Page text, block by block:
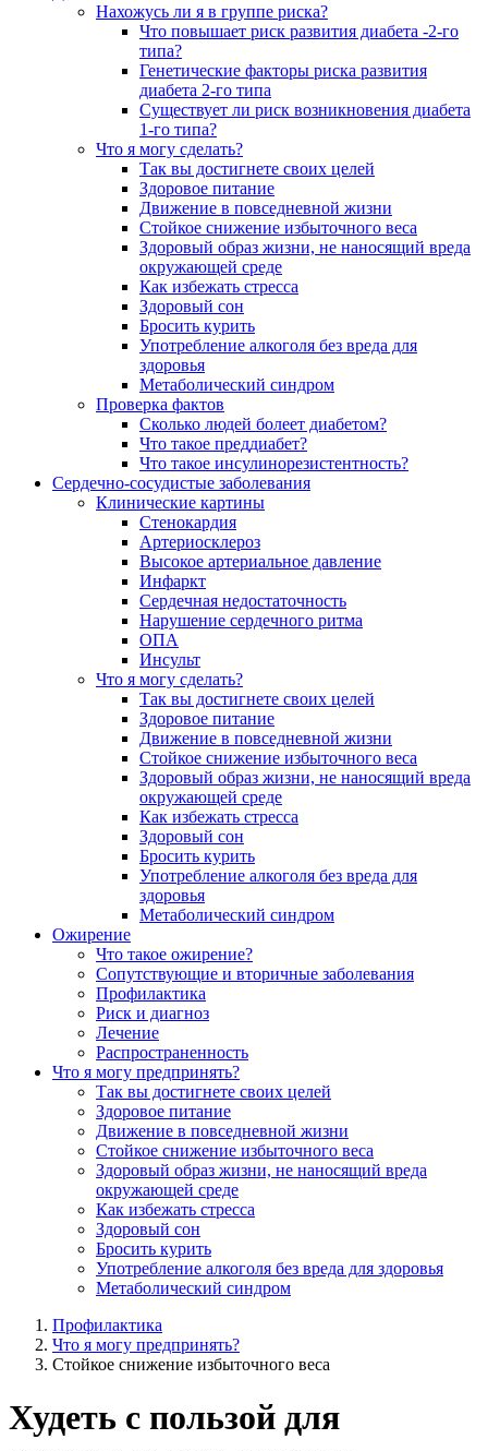
Нахожусь ли я в группе риска?
Что повышает риск развития диабета -2-го
типа?
Генетические факторы риска развития
диабета 2-го типа
Существует ли риск возникновения диабета
1-го типа?
Что я могу сделать?
Так вы достигнете своих целей
Здоровое питание
Движение в повседневной жизни
Стойкое снижение избыточного веса
Здоровый образ жизни, не наносящий вреда
окружающей среде
Как избежать стресса
Здоровый сон
Бросить курить
Употребление алкоголя без вреда для
здоровья
Метаболический синдром
Проверка фактов
Сколько людей болеет диабетом?
Что такое преддиабет?
Что такое инсулинорезистентность?
Сердечно-сосудистые заболевания
Клинические картины
Стенокардия
Артериосклероз
Высокое артериальное давление
Инфаркт
Сердечная недостаточность
Нарушение сердечного ритма
ОПА
Инсульт
Что я могу сделать?
Так вы достигнете своих целей
Здоровое питание
Движение в повседневной жизни
Стойкое снижение избыточного веса
Здоровый образ жизни, не наносящий вреда
окружающей среде
Как избежать стресса
Здоровый сон
Бросить курить
Употребление алкоголя без вреда для
здоровья
Метаболический синдром
Ожирение
Что такое ожирение?
Сопутствующие и вторичные заболевания
Профилактика
Риск и диагноз
Лечение
Распространенность
Что я могу предпринять?
Так вы достигнете своих целей
Здоровое питание
Движение в повседневной жизни
Стойкое снижение избыточного веса
Здоровый образ жизни, не наносящий вреда
окружающей среде
Как избежать стресса
Здоровый сон
Бросить курить
Употребление алкоголя без вреда для здоровья
Метаболический синдром
Профилактика
Что я могу предпринять?
Стойкое снижение избыточного веса
Худеть с пользой для